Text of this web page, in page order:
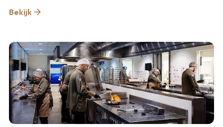
Bekijk